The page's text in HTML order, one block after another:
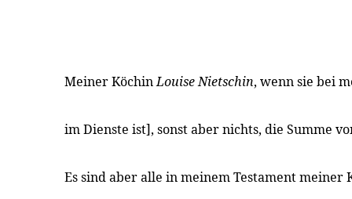
Meiner KöchinLouise Nietschin, wenn sie bei
im Dienste ist], sonst aber nichts, die Summe
Es sind aber alle in meinem Testament meiner